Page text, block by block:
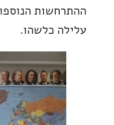
ההתרחשות
עלילה כלשהו.